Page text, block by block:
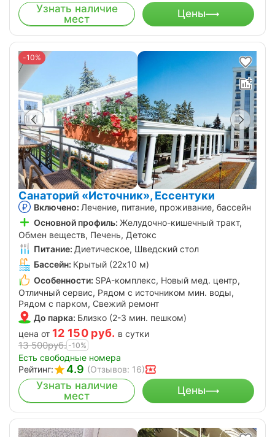
Узнать наличие
мест
Цены
-10%
Санаторий «Источник», Ессентуки
Включено: Лечение, питание, проживание, бассейн
Основной профиль: Желудочно-кишечный тракт,
Обмен веществ, Печень, Детокс
Питание: Диетическое, Шведский стол
Бассейн: Крытый (22х10 м)
Особенности: SPA-комплекс, Новый мед. центр,
Отличный сервис, Рядом с источником мин. воды,
Рядом с парком, Свежий ремонт
До парка: Близко (2-3 мин. пешком)
цена от 12 150 руб. в сутки
13 500руб. -10%
Есть свободные номера
Рейтинг:
4.9 (Отзывов: 16)
Узнать наличие
мест
Цены